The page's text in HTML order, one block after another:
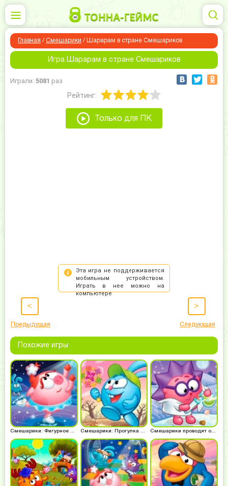
Главная / Смешарики / Шарарам в стране Смешариков
Игра Шарарам в стране Смешариков
Играли: 5081 раз
Рейтинг:
Только для ПК
<
Предыдущая
>
Следующая
Похожие игры